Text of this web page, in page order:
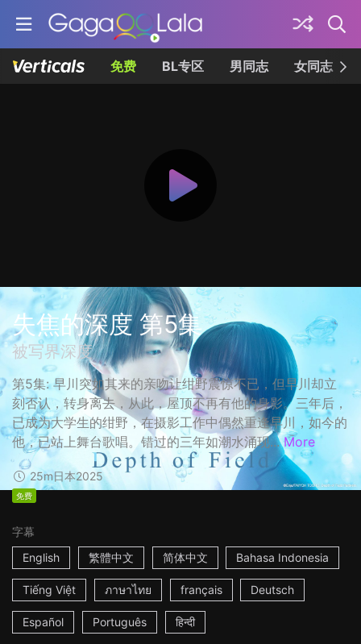
免费 BL专区 男同志 女同志
失焦的深度 第5集
被写界深度
第5集: 早川突如其来的亲吻让绀野震惊不已，但早川却立
刻否认，转身离去，从此，屋顶不再有他的身影。三年后，
已成为大学生的绀野，在摄影工作中偶然重逢早川，如今的
他，已站上舞台歌唱。错过的三年如潮水涌现... More
25m日本2025
免费
字幕
English
繁體中文 简体中文 Bahasa Indonesia
Tiếng Việt ภาษาไทย français Deutsch
Español Português हिन्दी